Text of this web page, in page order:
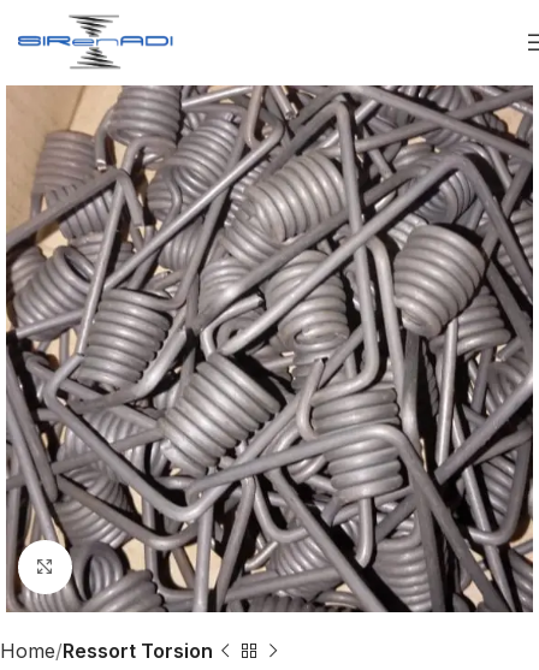
Click to enlarge
Home Ressort Torsion